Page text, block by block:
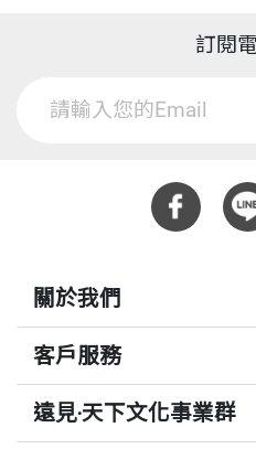
失落的價值，看不見的
子產量超過一百零六億雙
三‧三三億戶，世界第一；
世界第一……。
三十年來，中國的崛起，
（GDP）成長近八十二倍
公路、機場，鐵路增加二‧
已達三百六十八萬公里；
上海成為全球最大港口，
展現國際一流機場的風貌。
論「台灣機會．中國想像
在瞬息萬變的全球化時代
可『差不多』地對，而不
對中國大陸經濟發展的評
法：在過去三十年的改革
將崩潰」，另一邊是看它
一九六九年起，先後返台
台灣大學商學研究所講座
顧問、經濟部顧問、教育
國內外文教基金會董事。
一九八〇年代在台灣創辦
誌與「天下文化出版公司
事業群」創辦人暨榮譽董
下文化教育基金會」董事長
訂閱
關於我們
客戶服務
遠見‧天下文化事業群